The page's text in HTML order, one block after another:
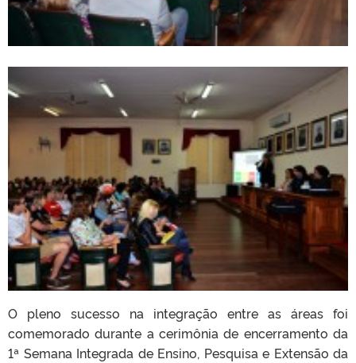
O pleno sucesso na integração entre as áreas foi
comemorado durante a cerimônia de encerramento da
1ª Semana Integrada de Ensino, Pesquisa e Extensão da